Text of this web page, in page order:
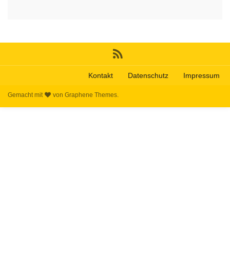
Kontakt Datenschutz Impressum
Gemacht mit vonGraphene Themes